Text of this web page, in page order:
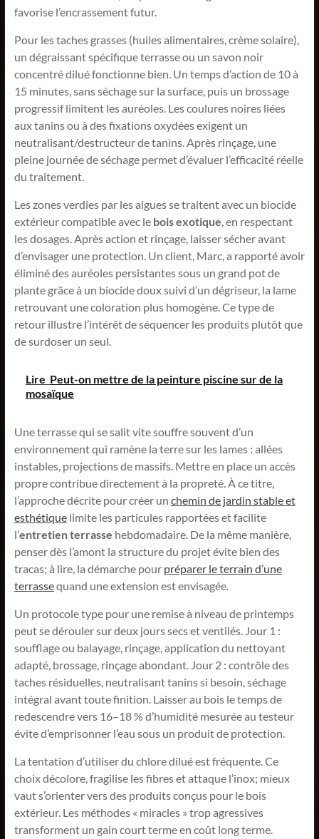
favorise l’encrassement futur.
Pour les taches grasses (huiles alimentaires, crème solaire),
un dégraissant spécifique terrasse ou un savon noir
concentré dilué fonctionne bien. Un temps d’action de 10 à
15 minutes, sans séchage sur la surface, puis un brossage
progressif limitent les auréoles. Les coulures noires liées
aux tanins ou à des fixations oxydées exigent un
neutralisant/destructeur de tanins. Après rinçage, une
pleine journée de séchage permet d’évaluer l’efficacité réelle
du traitement.
Les zones verdies par les algues se traitent avec un biocide
extérieur compatible avec le bois exotique , en respectant
les dosages. Après action et rinçage, laisser sécher avant
d’envisager une protection. Un client, Marc, a rapporté avoir
éliminé des auréoles persistantes sous un grand pot de
plante grâce à un biocide doux suivi d’un dégriseur, la lame
retrouvant une coloration plus homogène. Ce type de
retour illustre l’intérêt de séquencer les produits plutôt que
de surdoser un seul.
Lire Peut-on mettre de la peinture piscine sur de la
mosaïque
Une terrasse qui se salit vite souffre souvent d’un
environnement qui ramène la terre sur les lames : allées
instables, projections de massifs. Mettre en place un accès
propre contribue directement à la propreté. À ce titre,
l’approche décrite pour créer un chemin de jardin stable et
esthétiquelimite les particules rapportées et facilite
l’entretien terrasse hebdomadaire. De la même manière,
penser dès l’amont la structure du projet évite bien des
tracas; à lire, la démarche pour préparer le terrain d’une
terrassequand une extension est envisagée.
Un protocole type pour une remise à niveau de printemps
peut se dérouler sur deux jours secs et ventilés. Jour 1 :
soufflage ou balayage, rinçage, application du nettoyant
adapté, brossage, rinçage abondant. Jour 2 : contrôle des
taches résiduelles, neutralisant tanins si besoin, séchage
intégral avant toute finition. Laisser au bois le temps de
redescendre vers 16–18 % d’humidité mesurée au testeur
évite d’emprisonner l’eau sous un produit de protection.
La tentation d’utiliser du chlore dilué est fréquente. Ce
choix décolore, fragilise les fibres et attaque l’inox; mieux
vaut s’orienter vers des produits conçus pour le bois
extérieur. Les méthodes « miracles » trop agressives
transforment un gain court terme en coût long terme.